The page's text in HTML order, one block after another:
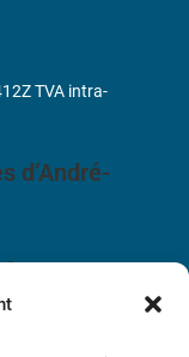
d’André-
TVA intra-